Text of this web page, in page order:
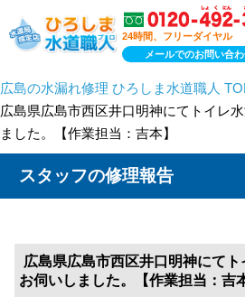
24時間、フリーダイヤル
メールでのお問い合
広島の水漏れ修理 ひろしま水道職人
広島県広島市西区井口明神にてトイレ
ました。【作業担当：吉本】
スタッフの修理報告
広島県広島市西区井口明神にて
お伺いしました。【作業担当：吉